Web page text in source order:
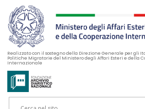
Realizzato con il sostegno della Direzione Generale per gli
Politiche Migratorie del Ministero degli Affari Esteri e della
Internazionale